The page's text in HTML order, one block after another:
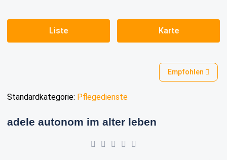
Liste Karte
Empfohlen
Standardkategorie: Pflegedienste
adele autonom im alter leben